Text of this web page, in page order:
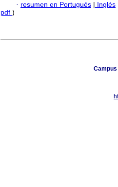
· resumen en Portugués | Inglés
pdf )